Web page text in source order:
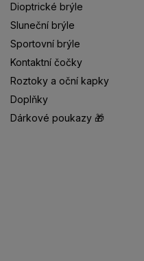
Dioptrické brýle
Sluneční brýle
Sportovní brýle
Kontaktní čočky
Roztoky a oční kapky
Doplňky
Dárkové poukazy 🎁